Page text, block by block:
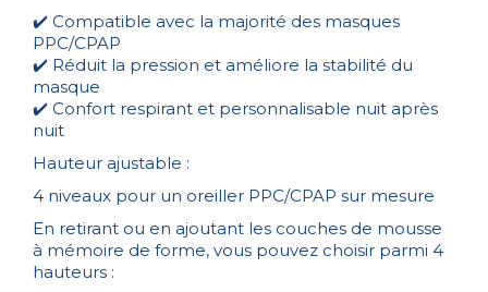
✔️ Compatible avec la majorité des masques
PPC/CPAP
✔️ Réduit la pression et améliore la stabilité du
masque
✔️ Confort respirant et personnalisable nuit après
nuit
Hauteur ajustable :
4 niveaux pour un oreiller PPC/CPAP sur mesure
En retirant ou en ajoutant les couches de mousse
à mémoire de forme, vous pouvez choisir parmi 4
hauteurs :